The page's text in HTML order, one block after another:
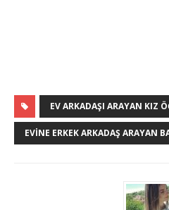
EV ARKADAŞI ARAYAN KIZ
EVINE ERKEK ARKADAŞ ARAYAN